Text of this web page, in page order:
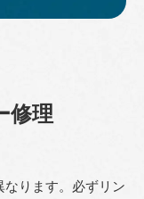
修理
なります。必ずリン